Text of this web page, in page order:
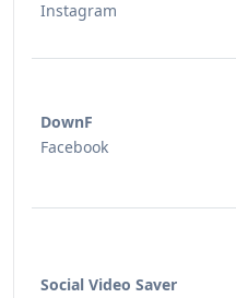
Instagram
DownF
Facebook
Social Video Saver